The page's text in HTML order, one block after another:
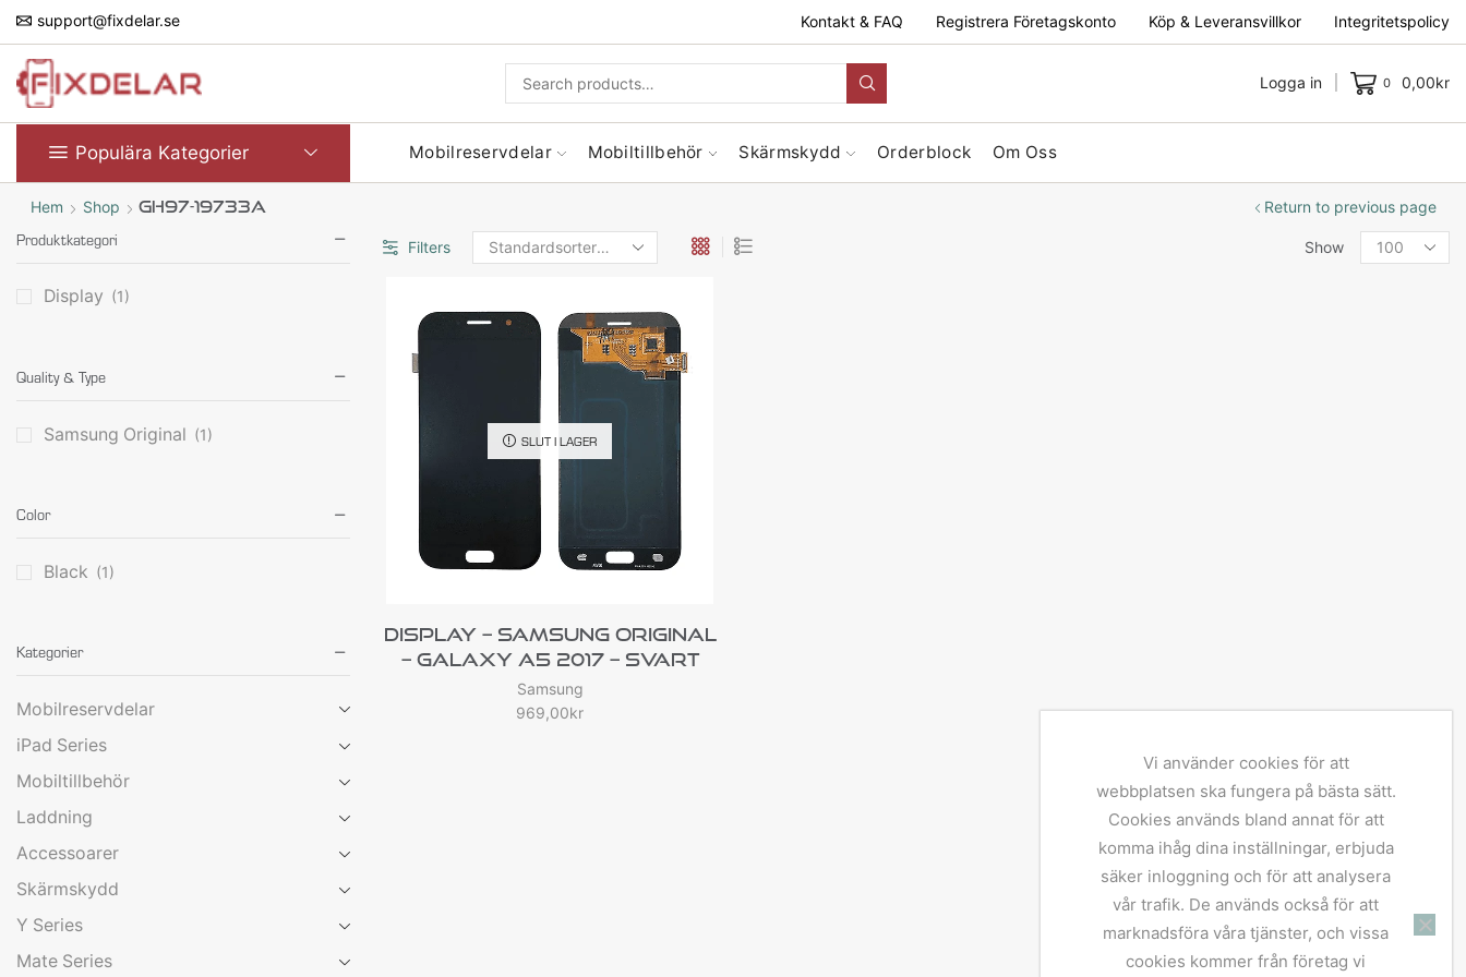
support@fixdelar.se Kontakt & FAQ Registrera Företagskonto Köp & Leveransvillkor Integritetspolicy
Logga in 0 0,00kr
Populära Kategorier Mobilreservdelar Mobiltillbehör Skärmskydd Orderblock Om Oss
Hem Shop GH97-19733A Return to previous page
Filters Show
SLUT I LAGER
Display – Samsung Original
– Galaxy A5 2017 – Svart
Samsung
969,00kr
Produktkategori
Display (1)
Quality & Type
Samsung Original (1)
Color
Black (1)
Kategorier
Mobilreservdelar
iPad Series
Mobiltillbehör
Laddning
Accessoarer
Skärmskydd
Y Series
Mate Series
Vi använder cookies för att
webbplatsen ska fungera på bästa sätt.
Cookies används bland annat för att
komma ihåg dina inställningar, erbjuda
säker inloggning och för att analysera
vår trafik. De används också för att
marknadsföra våra tjänster, och vissa
cookies kommer från företag vi